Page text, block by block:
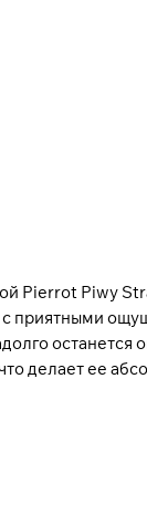
Pierrot Piwy
приятными
останется
делает ее